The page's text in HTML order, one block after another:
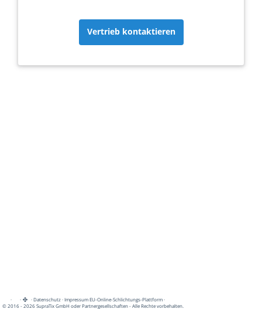
Vertrieb kontaktieren
· · ·Datenschutz·Impressum EU-Online-Schlichtungs-Plattform·
© 2016 - 2026 SupraTix GmbH oder Partnergesellschaften - Alle Rechte vorbehalten.